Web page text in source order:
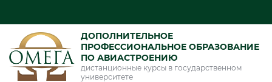
ДОПОЛНИТЕЛЬНОЕ
ПРОФЕССИОНАЛЬНОЕ ОБРАЗОВАНИЕ
ПО АВИАСТРОЕНИЮ
дистанционные курсы в государственном
университете